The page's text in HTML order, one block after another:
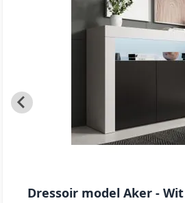
Dressoir model Aker -